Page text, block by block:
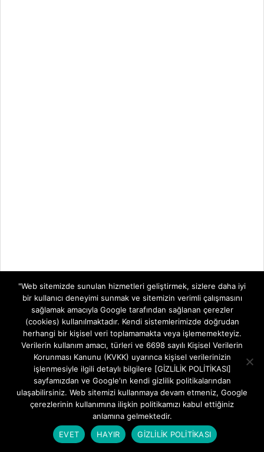
"Web sitemizde sunulan hizmetleri geliştirmek, sizlere daha iyi
bir kullanıcı deneyimi sunmak ve sitemizin verimli çalışmasını
sağlamak amacıyla Google tarafından sağlanan çerezler
(cookies) kullanılmaktadır. Kendi sistemlerimizde doğrudan
herhangi bir kişisel veri toplamamakta veya işlememekteyiz.
Verilerin kullanım amacı, türleri ve 6698 sayılı Kişisel Verilerin
Korunması Kanunu (KVKK) uyarınca kişisel verilerinizin
işlenmesiyle ilgili detaylı bilgilere [GİZLİLİK POLİTİKASI]
sayfamızdan ve Google'ın kendi gizlilik politikalarından
ulaşabilirsiniz. Web sitemizi kullanmaya devam etmeniz, Google
çerezlerinin kullanımına ilişkin politikamızı kabul ettiğiniz
anlamına gelmektedir.
EVET
HAYIR GİZLİLİK POLİTİKASI